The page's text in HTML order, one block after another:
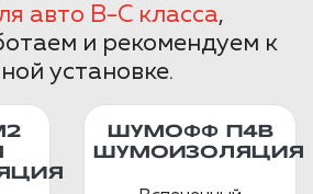
авто B-C класса,
и рекомендуем к
установке.
ШУМОФФ П4В
ШУМОИЗОЛЯЦИЯ